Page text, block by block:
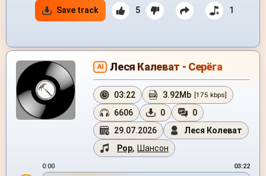
Save track 5 1
AI Леся Калеват - Серёга
03:22 3.92Mb [175 kbps]
6606 0
0
29.07.2026
Леся Колеват
Pop, Шансон
0:00 03:22